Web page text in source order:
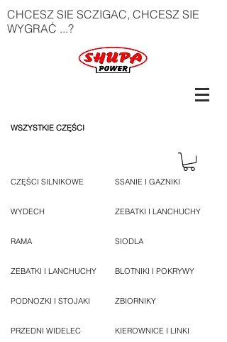
CHCESZ SIE SCZIGAC, CHCESZ SIE
WYGRAĆ ...?
WSZYSTKIE CZĘŚCI
CZĘŚCI SILNIKOWE
WYDECH
RAMA
ZEBATKI I LANCHUCHY
PODNOZKI I STOJAKI
PRZEDNI WIDELEC
SSANIE I GAZNIKI
ZEBATKI I LANCHUCHY
SIODLA
BLOTNIKI I POKRYWY
ZBIORNIKY
KIEROWNICE I LINKI